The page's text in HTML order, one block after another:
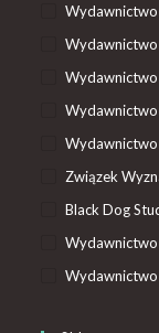
Wydawnictwo
Związek
Black Dog
Wydawnictwo